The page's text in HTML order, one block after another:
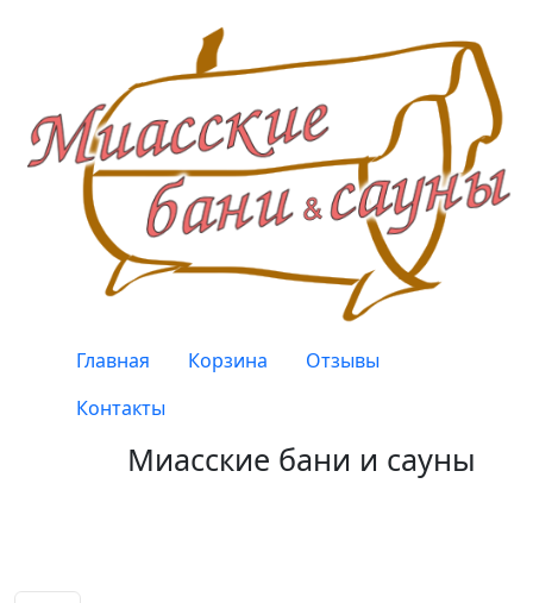
Верхнее меню
Главная Корзина
Отзывы
Контакты
Миасские бани и сауны